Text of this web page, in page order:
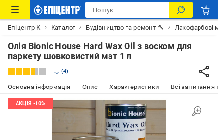
Епіцентр К Каталог Будівництво та ремонт 🔨 Лакофарбові
Олія Bionic House Hard Wax Oil з воском для
паркету шовковистий мат 1 л
4
Основна інформація Опис Характеристики Всі запитання